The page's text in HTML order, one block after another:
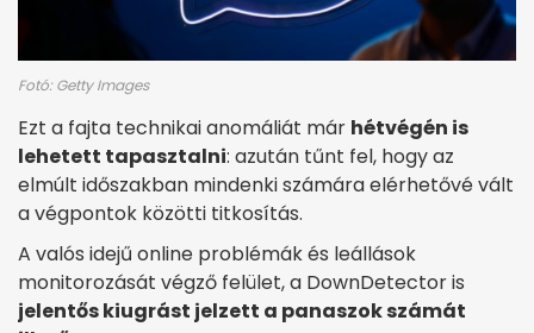
Fotó: Getty Images
Ezt a fajta technikai anomáliát már hétvégén is
lehetett tapasztalni: azután tűnt fel, hogy az
elmúlt időszakban mindenki számára elérhetővé vált
a végpontok közötti titkosítás.
A valós idejű online problémák és leállások
monitorozását végző felület, a DownDetector is
jelentős kiugrást jelzett a panaszok számát